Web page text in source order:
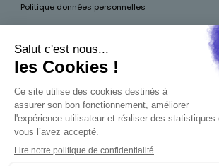
Politique données personnelles
Politique des cookies
Accessibilité
Pour votre santé, mangez au moins cinq fruits et
d’infos surwww.mangerbouger.fr